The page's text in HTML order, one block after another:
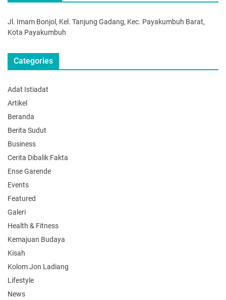
Jl. Imam Bonjol, Kel. Tanjung Gadang, Kec. Payakumbuh Barat,
Kota Payakumbuh
Categories
Adat Istiadat
Artikel
Beranda
Berita Sudut
Business
Cerita Dibalik Fakta
Ense Garende
Events
Featured
Galeri
Health & Fitness
Kemajuan Budaya
Kisah
Kolom Jon Ladiang
Lifestyle
News